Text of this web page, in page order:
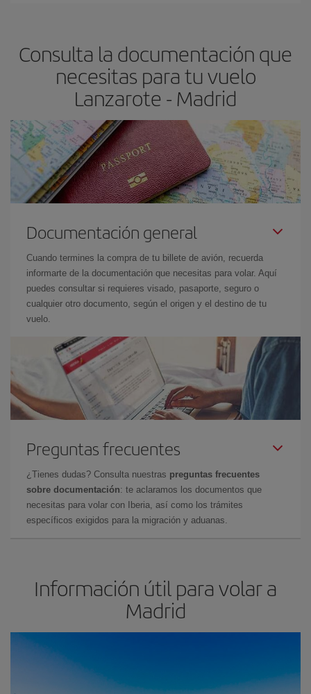
avión más baratos te saldrán. Además, si buscas los vuelos con
las fechas y los horarios del viaje un poco abiertos, podráselegir
el precio más barato.
Consulta la documentación que
necesitas para tu vuelo
Lanzarote - Madrid
Documentación general
Cuando termines la compra de tu billete de avión, recuerda
informarte de la documentación que necesitas para volar. Aquí
puedes consultar si requieres visado, pasaporte, seguro o
cualquier otro documento, según el origen y el destino de tu
vuelo.
Preguntas frecuentes
¿Tienes dudas? Consulta nuestras preguntas frecuentes
sobre documentación: te aclaramos los documentos que
necesitas para volar con Iberia, así como los trámites
específicos exigidos para la migración y aduanas.
Información útil para volar a
Madrid